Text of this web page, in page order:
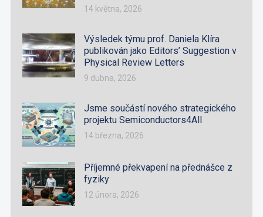
14 května, 2026
Výsledek týmu prof. Daniela Klíra
publikován jako Editors’ Suggestion v
Physical Review Letters
9 dubna, 2026
Jsme součástí nového strategického
projektu Semiconductors4All
14 března, 2026
Příjemné překvapení na přednášce z
fyziky
12 února, 2026